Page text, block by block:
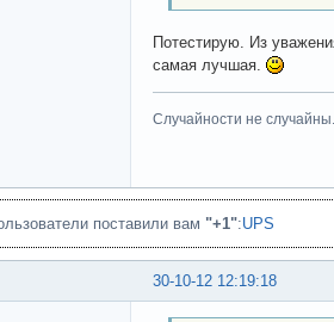
Потестирую. Из
самая лучшая.
Случайности не случайны.
поставили вам "+1":UPS
30-10-12 12:19:18